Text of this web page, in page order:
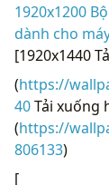
1920x1200
dành cho
[1920x1440
(https://
40Tải xuống
(https://
806133)
[